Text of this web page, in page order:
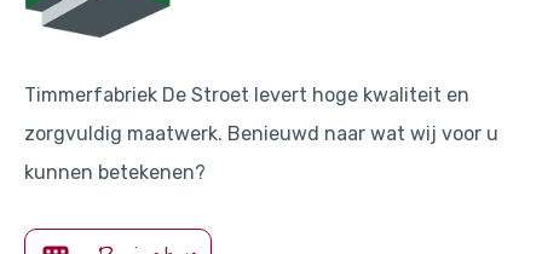
Timmerfabriek De Stroet levert hoge kwaliteit en
zorgvuldig maatwerk. Benieuwd naar wat wij voor u
kunnen betekenen?